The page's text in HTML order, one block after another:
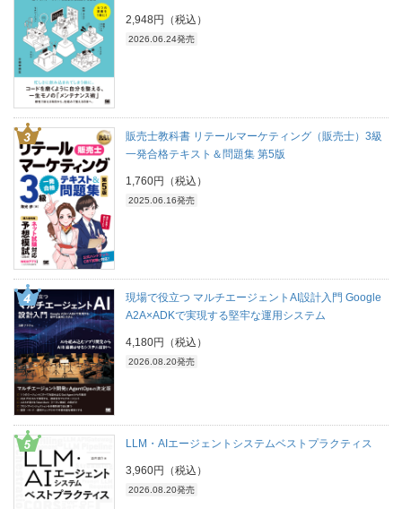
2,948円（税込）
2026.06.24発売
販売士教科書 リテールマーケティング（販売士）3級
一発合格テキスト＆問題集 第5版
1,760円（税込）
2025.06.16発売
現場で役立つ マルチエージェントAI設計入門 Google
A2A×ADKで実現する堅牢な運用システム
4,180円（税込）
2026.08.20発売
LLM・AIエージェントシステムベストプラクティス
3,960円（税込）
2026.08.20発売